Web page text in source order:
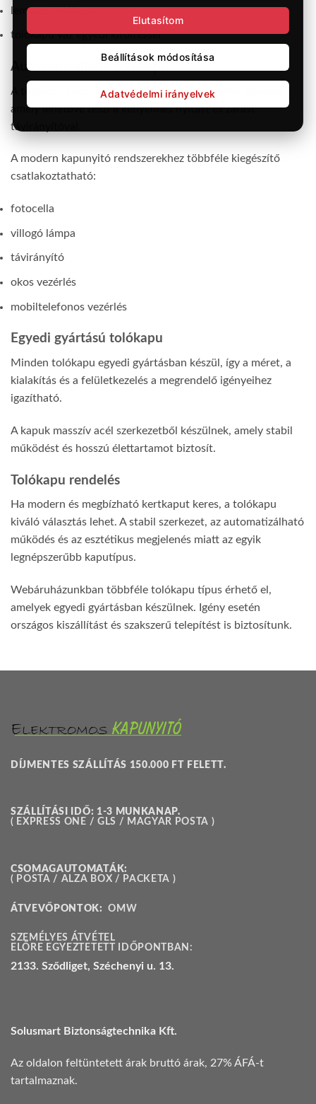
lemezes tolókapu
tolókapu váz egyedi kitöltéssel
Automatizálható tolókapu
A tolókapuk könnyen felszerelhetőkkapunyitó motorral
amely lehetővé teszi a kényelmes nyitást és zárást
távirányítóval.
A modern kapunyitó rendszerekhez többféle kiegészítő
csatlakoztatható:
fotocella
villogó lámpa
távirányító
okos vezérlés
mobiltelefonos vezérlés
Egyedi gyártású tolókapu
Minden tolókapu egyedi gyártásban készül, így a méret, a
kialakítás és a felületkezelés a megrendelő igényeihez
igazítható.
A kapuk masszív acél szerkezetből készülnek, amely stabil
működést és hosszú élettartamot biztosít.
Tolókapu rendelés
Ha modern és megbízható kertkaput keres, a tolókapu
kiváló választás lehet. A stabil szerkezet, az automatizálható
működés és az esztétikus megjelenés miatt az egyik
legnépszerűbb kaputípus.
Webáruházunkban többféle tolókapu típus érhető el,
amelyek egyedi gyártásban készülnek. Igény esetén
országos kiszállítást és szakszerű telepítést is biztosítunk.
DÍJMENTES SZÁLLÍTÁS 150.000 FT FELETT.
SZÁLLÍTÁSI IDŐ: 1-3 MUNKANAP.
( EXPRESS ONE / GLS / MAGYAR POSTA )
CSOMAGAUTOMATÁK:
( POSTA / ALZA BOX / PACKETA )
ÁTVEVŐPONTOK:OMW
SZEMÉLYES ÁTVÉTEL
ELŐRE EGYEZTETETT IDŐPONTBAN:
2133. Sződliget, Széchenyi u. 13.
Solusmart Biztonságtechnika Kft.
Az oldalon feltüntetett árak bruttó árak, 27% ÁFÁ-t
tartalmaznak.
Elutasítom
Beállítások módosítása
Adatvédelmi irányelvek